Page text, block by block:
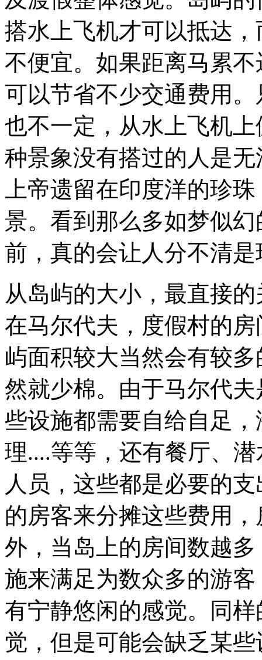
搭水上飞机才可以抵达
不便宜。如果距离马累
可以节省不少交通费用
也不一定，从水上飞机
种景象没有搭过的人是
上帝遗留在印度洋的珍
景。看到那么多如梦似
前，真的会让人分不清
从岛屿的大小，最直接
在马尔代夫，度假村的
屿面积较大当然会有较
然就少棉。由于马尔代
些设施都需要自给自足
理....等等，还有餐厅、
人员，这些都是必要的
的房客来分摊这些费用
外，当岛上的房间数越
施来满足为数众多的游
有宁静悠闲的感觉。同
觉，但是可能会缺乏某